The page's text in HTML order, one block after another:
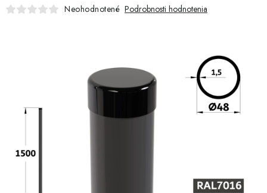
GABIÓNY (PLOTY, KOŠE)
VYVÝŠENÉ ZÁHONY
KOMPOSTÉRY
Neohodnotené Podrobnosti hodnotenia